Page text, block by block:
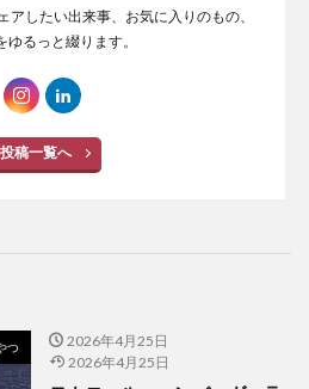
アしたい出来事、お気に入りのもの、
るっと綴ります。
投稿一覧へ
つ
2026年4月25日
2026年4月25日